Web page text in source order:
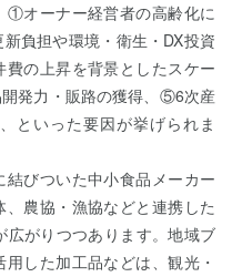
①オーナー経営者の高齢化に
負担や環境・衛生・DX投資
の上昇を背景としたスケー
発力・販路の獲得、⑤6次産
といった要因が挙げられま
びついた中小食品メーカー
農協・漁協などと連携した
広がりつつあります。地域ブ
した加工品などは、観光・